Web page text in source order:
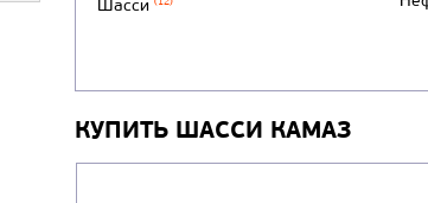
Шасси
КУПИТЬ ШАССИ КАМАЗ